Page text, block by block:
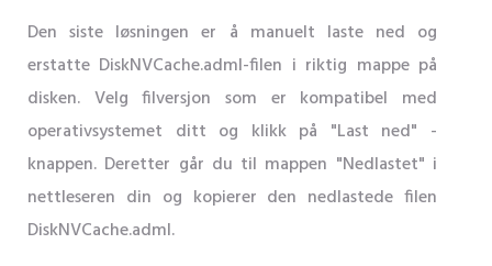
Den siste løsningen er å manuelt laste ned og
erstatte DiskNVCache.adml-filen i riktig mappe på
disken. Velg filversjon som er kompatibel med
operativsystemet ditt og klikk på "Last ned" -
knappen. Deretter går du til mappen "Nedlastet" i
nettleseren din og kopierer den nedlastede filen
DiskNVCache.adml.